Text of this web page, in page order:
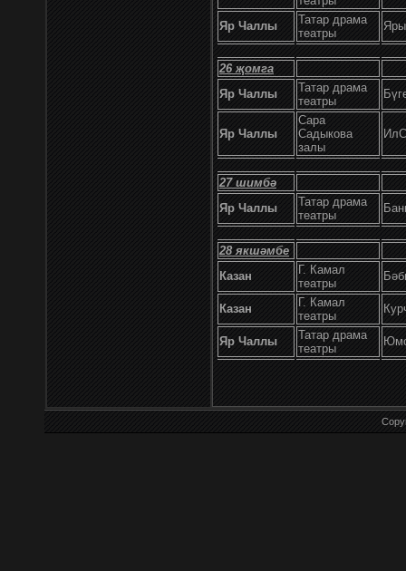
Яр Чаллы
Татар драма
театры
26җомга
Яр Чаллы
Татар драма
театры
Яр Чаллы
Сара
Садыкова
залы
27 шимбә
Яр Чаллы
Татар драма
театры
28якшәмбе
Казан
Г. Камал
театры
Казан
Г. Камал
театры
Яр Чаллы
Татар драма
театры